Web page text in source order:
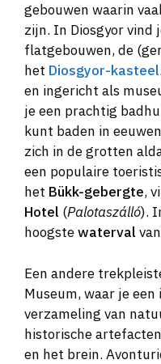
gebouwen waarin
zijn. In Diosgyor vind
flatgebouwen, de
het Diosgyor-kasteel
en ingericht als
je een prachtig
kunt baden in
zich in de grotten
een populaire
het Bükk-gebergte,
Hotel (Palotaszálló).
hoogstewaterval
Een andere
Museum, waar je
verzameling van
historische
en het brein.